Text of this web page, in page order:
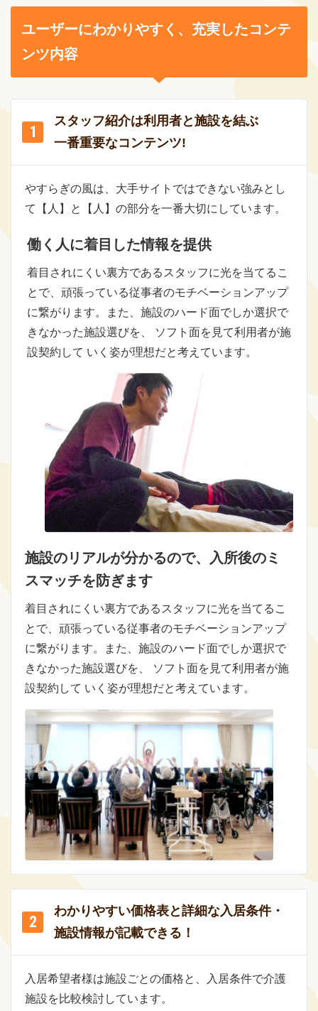
ユーザーにわかりやすく、充実したコンテ
ンツ内容
スタッフ紹介は利用者と施設を結ぶ
一番重要なコンテンツ!
やすらぎの風は、大手サイトではできない強みとし
て【人】と【人】の部分を一番大切にしています。
働く人に着目した情報を提供
着目されにくい裏方であるスタッフに光を当てるこ
とで、頑張っている従事者のモチベーションアップ
に繋がります。また、施設のハード面でしか選択で
きなかった施設選びを、 ソフト面を見て利用者が施
設契約して いく姿が理想だと考えています。
施設のリアルが分かるので、入所後のミ
スマッチを防ぎます
着目されにくい裏方であるスタッフに光を当てるこ
とで、頑張っている従事者のモチベーションアップ
に繋がります。また、施設のハード面でしか選択で
きなかった施設選びを、 ソフト面を見て利用者が施
設契約して いく姿が理想だと考えています。
わかりやすい価格表と詳細な入居条件・
施設情報が記載できる！
入居希望者様は施設ごとの価格と、入居条件で介護
施設を比較検討しています。